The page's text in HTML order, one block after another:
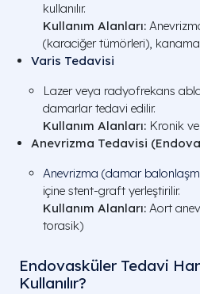
kullanılır.
Kullanım Alanları:
(karaciğer tümörleri),
Varis Tedavisi
Lazer veya radyofrekans
damarlar tedavi edilir.
Kullanım Alanları: Kronik
Anevrizma Tedavisi
Anevrizma (damar
içine stent-graft yerleştirilir.
Kullanım Alanları: Aort
torasik)
Endovasküler Tedavi
Kullanılır?